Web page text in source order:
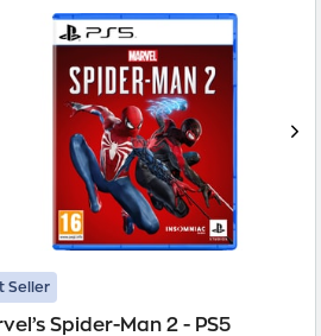
Seller
Spider-Man 2 - PS5